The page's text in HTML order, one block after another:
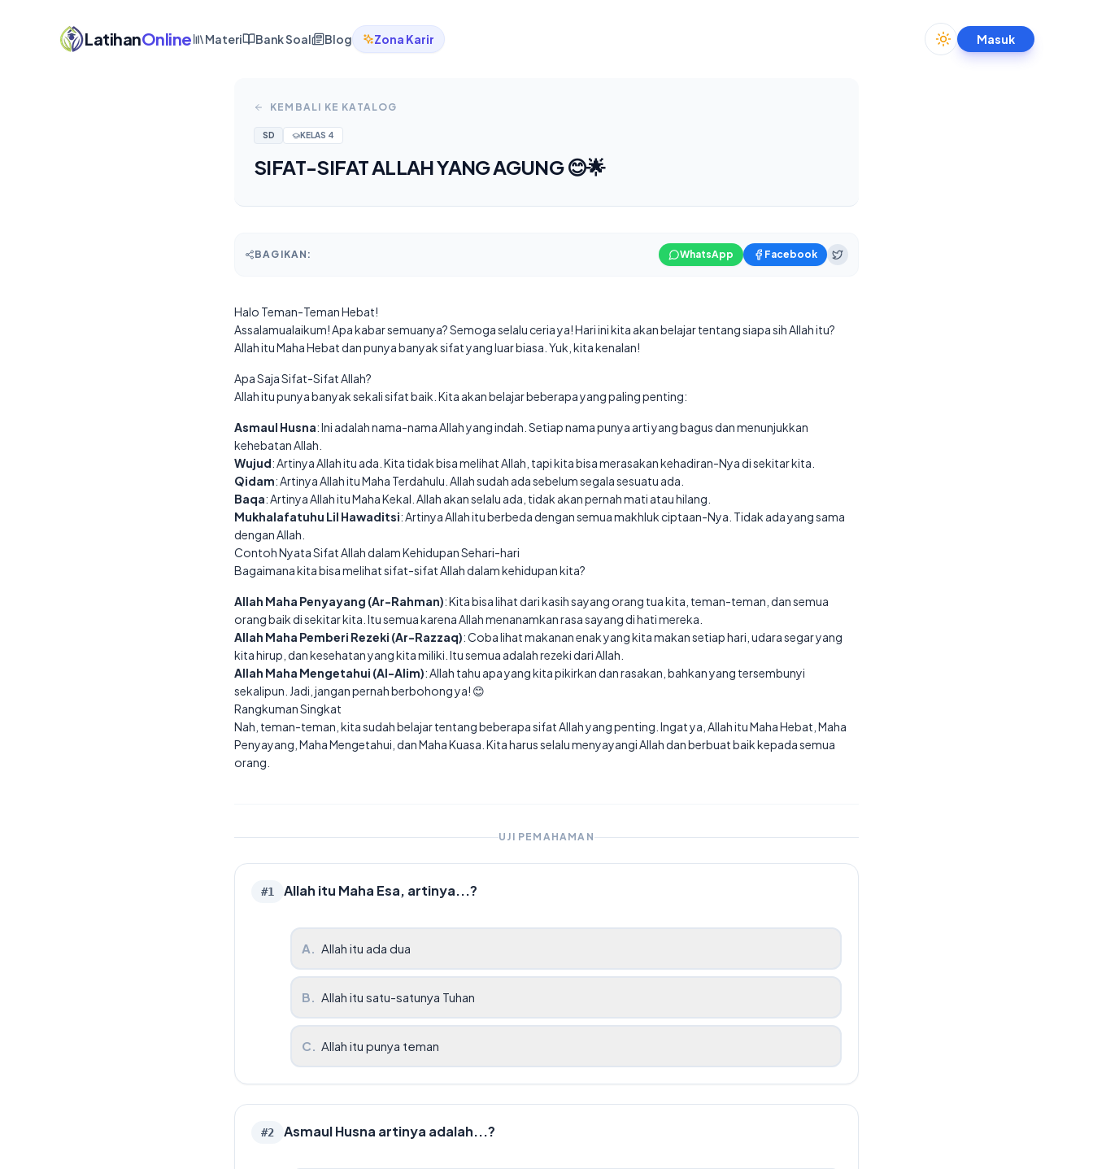
LatihanOnline Materi Bank Soal Blog Zona Karir Toggle theme
Masuk
KEMBALI KE KATALOG
SD KELAS 4
SIFAT-SIFAT ALLAH YANG AGUNG 😊🌟
BAGIKAN: WhatsApp Facebook
Halo Teman-Teman Hebat!
Assalamualaikum! Apa kabar semuanya? Semoga selalu ceria ya! Hari ini kita akan belajar tentang siapa sih Allah itu?
Allah itu Maha Hebat dan punya banyak sifat yang luar biasa. Yuk, kita kenalan!
Apa Saja Sifat-Sifat Allah?
Allah itu punya banyak sekali sifat baik. Kita akan belajar beberapa yang paling penting:
Asmaul Husna: Ini adalah nama-nama Allah yang indah. Setiap nama punya arti yang bagus dan menunjukkan
kehebatan Allah.
Wujud: Artinya Allah itu ada. Kita tidak bisa melihat Allah, tapi kita bisa merasakan kehadiran-Nya di sekitar kita.
Qidam: Artinya Allah itu Maha Terdahulu. Allah sudah ada sebelum segala sesuatu ada.
Baqa: Artinya Allah itu Maha Kekal. Allah akan selalu ada, tidak akan pernah mati atau hilang.
Mukhalafatuhu Lil Hawaditsi: Artinya Allah itu berbeda dengan semua makhluk ciptaan-Nya. Tidak ada yang sama
dengan Allah.
Contoh Nyata Sifat Allah dalam Kehidupan Sehari-hari
Bagaimana kita bisa melihat sifat-sifat Allah dalam kehidupan kita?
Allah Maha Penyayang (Ar-Rahman): Kita bisa lihat dari kasih sayang orang tua kita, teman-teman, dan semua
orang baik di sekitar kita. Itu semua karena Allah menanamkan rasa sayang di hati mereka.
Allah Maha Pemberi Rezeki (Ar-Razzaq): Coba lihat makanan enak yang kita makan setiap hari, udara segar yang
kita hirup, dan kesehatan yang kita miliki. Itu semua adalah rezeki dari Allah.
Allah Maha Mengetahui (Al-Alim): Allah tahu apa yang kita pikirkan dan rasakan, bahkan yang tersembunyi
sekalipun. Jadi, jangan pernah berbohong ya! 😊
Rangkuman Singkat
Nah, teman-teman, kita sudah belajar tentang beberapa sifat Allah yang penting. Ingat ya, Allah itu Maha Hebat, Maha
Penyayang, Maha Mengetahui, dan Maha Kuasa. Kita harus selalu menyayangi Allah dan berbuat baik kepada semua
orang.
UJI PEMAHAMAN
#1 Allah itu Maha Esa, artinya...?
A. Allah itu ada dua
B. Allah itu satu-satunya Tuhan
C. Allah itu punya teman
#2 Asmaul Husna artinya adalah...?